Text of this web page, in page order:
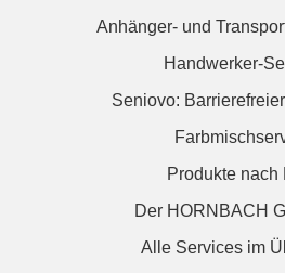
Anhänger- und
Handwerker-
Seniovo:
Produkte nach
Der HORNBACH
Alle Services im